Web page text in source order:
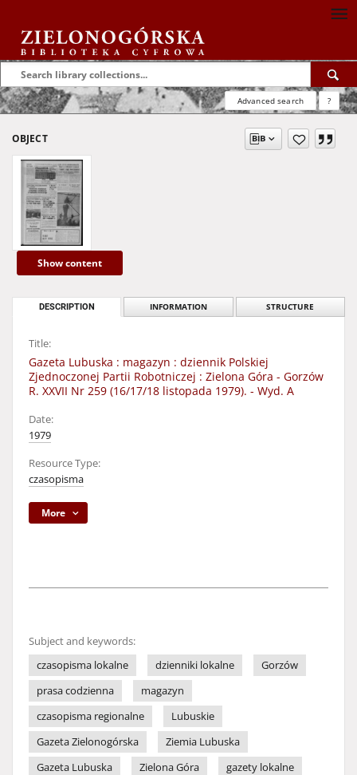
Advanced search ?
OBJECT
Show content
DESCRIPTION INFORMATION STRUCTURE
Title:
Gazeta Lubuska : magazyn : dziennik Polskiej
Zjednoczonej Partii Robotniczej : Zielona Góra - Gorzów
R. XXVII Nr 259 (16/17/18 listopada 1979). - Wyd. A
Date:
1979
Resource Type:
czasopisma
More
Subject and keywords:
czasopisma lokalne
dzienniki lokalne
Gorzów
prasa codzienna
magazyn
czasopisma regionalne
Lubuskie
Gazeta Zielonogórska
Ziemia Lubuska
Gazeta Lubuska
Zielona Góra
gazety lokalne